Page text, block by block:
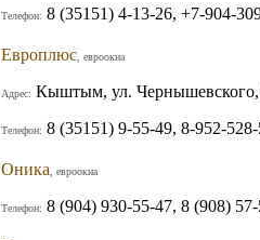
Телефон: 8 (35151) 4-13-26, +7-904-
Европлюс , евроокна
Адрес: Кыштым, ул. Чернышевского,
Телефон: 8 (35151) 9-55-49, 8-952-528-
Оника , евроокна
Телефон: 8 (904) 930-55-47, 8 (908)